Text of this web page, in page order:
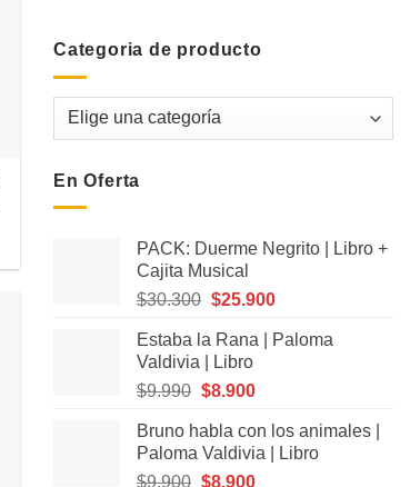
Categoria de producto
En Oferta
PACK: Duerme Negrito | Libro +
Cajita Musical
$30.300 El
original
era:
$30.300.
$25.900El
actual
Estaba la Rana | Paloma
Valdivia | Libro
$9.990 El
original
era:
$8.900El
actual
es:
Bruno habla con los animales |
Paloma Valdivia | Libro
$9.900 El
$8.900El